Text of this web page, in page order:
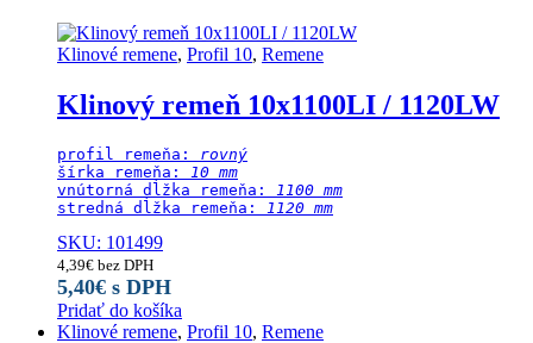
Klinové remene, Profil 10, Remene
Klinový remeň 10x1100LI / 1120LW
profil remeňa: rovný
šírka remeňa:
10 mm
vnútorná dĺžka remeňa:
1100 mm
stredná dĺžka remeňa:
1120 mm
SKU: 101499
4,39€ bez DPH
5,40€ s DPH
Pridať do košíka
Klinové remene, Profil 10, Remene